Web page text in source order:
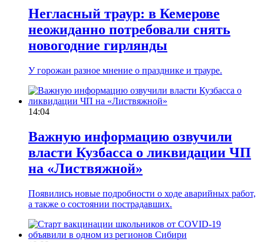
Негласный траур: в Кемерове
неожиданно потребовали снять
новогодние гирлянды
У горожан разное мнение о празднике и трауре.
14:04
Важную информацию озвучили
власти Кузбасса о ликвидации ЧП
на «Листвяжной»
Появились новые подробности о ходе аварийных работ,
а также о состоянии пострадавших.